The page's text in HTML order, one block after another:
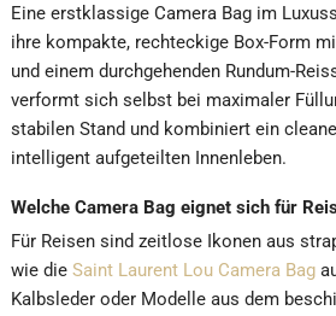
Eine erstklassige Camera Bag im
ihre kompakte, rechteckige Box-Form
und einem durchgehenden Rundum-
verformt sich selbst bei maximaler
stabilen Stand und kombiniert ein
intelligent aufgeteilten Innenleben.
Welche Camera Bag eignet sich für
Für Reisen sind zeitlose Ikonen aus
wie die Saint Laurent Lou Camera Bag
Kalbsleder oder Modelle aus dem